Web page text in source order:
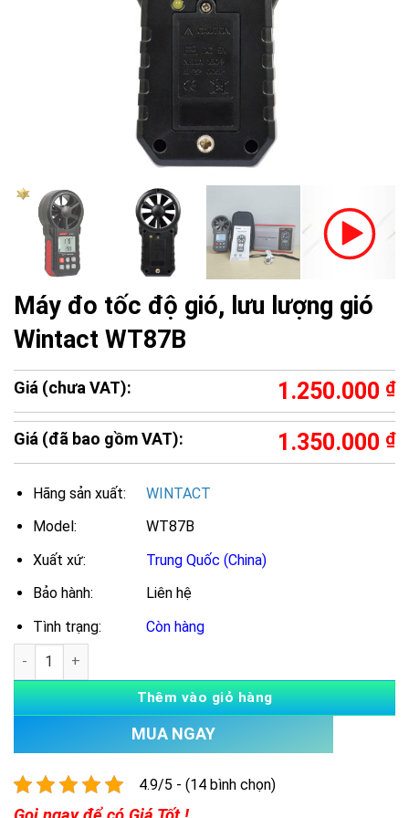
Máy đo tốc độ gió, lưu lượng gió
Wintact WT87B
Giá (chưa VAT): 1.250.000 ₫
Giá (đã bao gồm VAT): 1.350.000 ₫
Hãng sản xuất:
WINTACT
Model:
WT87B
Xuất xứ:
Trung Quốc (China)
Bảo hành:
Liên hệ
Tình trạng:
Còn hàng
Số lượng
Thêm vào giỏ hàng
MUA NGAY
4.9/5 - (14 bình chọn)